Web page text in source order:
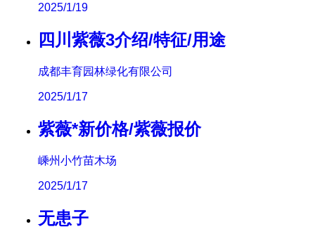
2025/1/19
四川紫薇3介绍/特征/用途
成都丰育园林绿化有限公司
2025/1/17
紫薇*新价格/紫薇报价
嵊州小竹苗木场
2025/1/17
无患子